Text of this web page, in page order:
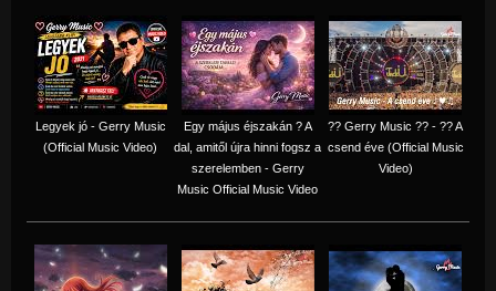
Legyek jó - Gerry Music
(Official Music Video)
Egy május éjszakán ? A
dal, amitől újra hinni fogsz a
szerelemben - Gerry
Music Official Music Video
?? Gerry Music ?? - ?? A
csend éve (Official Music
Video)